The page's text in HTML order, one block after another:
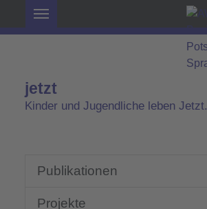
jetzt
Kinder und Jugendliche leben Jetzt.
Publikationen
Projekte